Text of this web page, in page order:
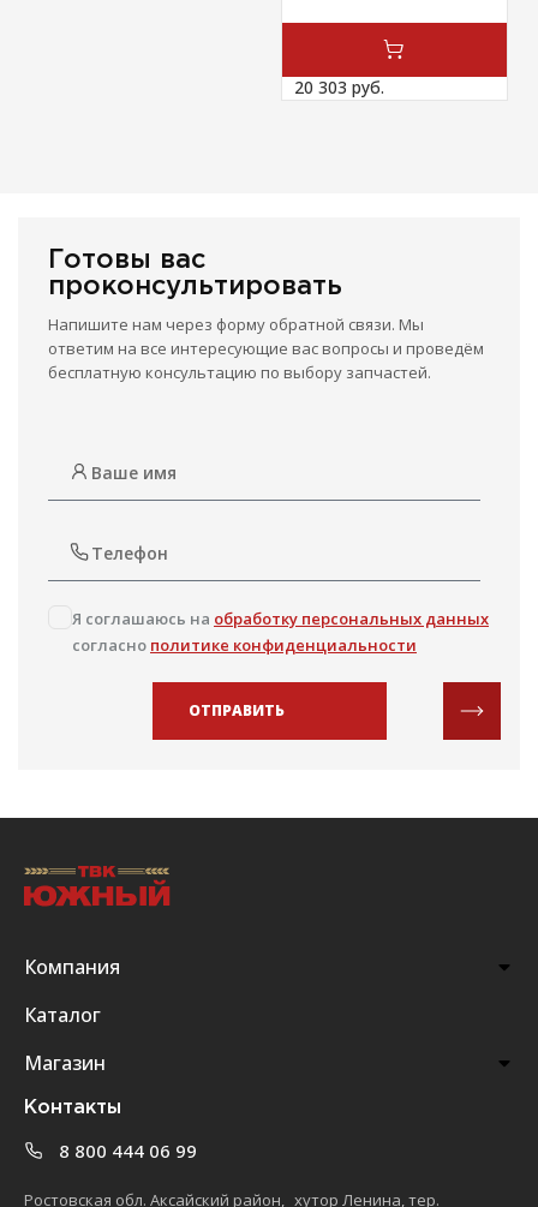
20 303 руб.
Готовы вас
проконсультировать
Напишите нам через форму обратной связи. Мы
ответим на все интересующие вас вопросы и проведём
бесплатную консультацию по выбору запчастей.
Я соглашаюсь на обработку персональных данных
согласно политике конфиденциальности
ОТПРАВИТЬ
Компания
Каталог
Магазин
Контакты
8 800 444 06 99
Ростовская обл. Аксайский район, хутор Ленина, тер.